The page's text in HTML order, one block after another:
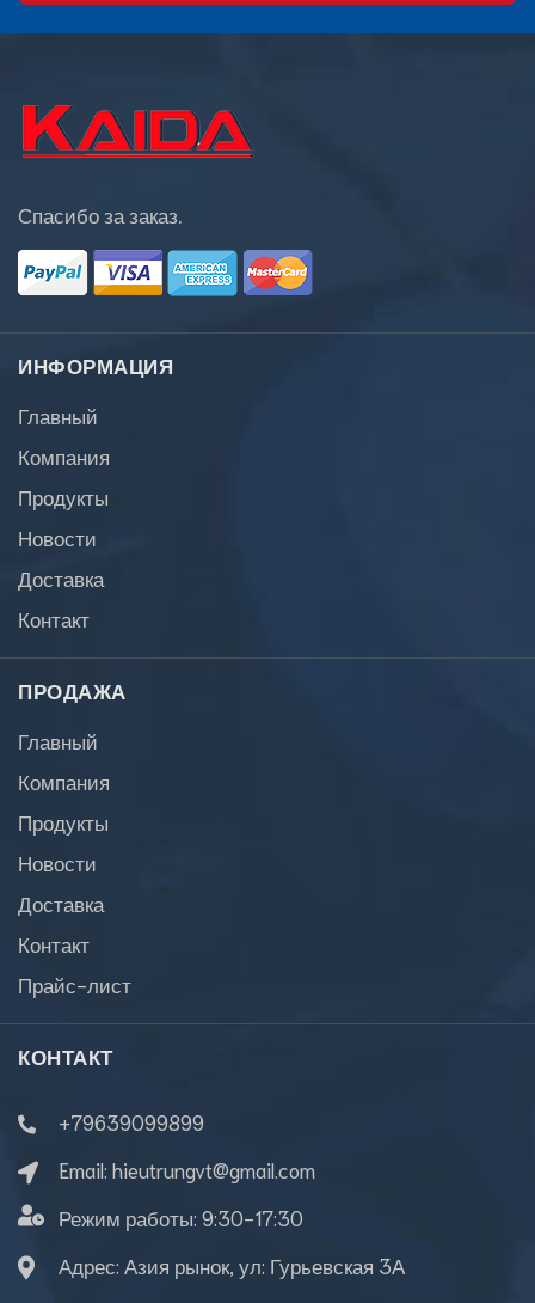
Спасибо за заказ.
ИНФОРМАЦИЯ
Главный
Компания
Продукты
Новости
Доставка
Контакт
ПРОДАЖА
Главный
Компания
Продукты
Новости
Доставка
Контакт
Прайс-лист
КОНТАКТ
+79639099899
Email: hieutrungvt@gmail.com
Режим работы: 9:30-17:30
Адрес: Азия рынок, ул: Гурьевская 3А